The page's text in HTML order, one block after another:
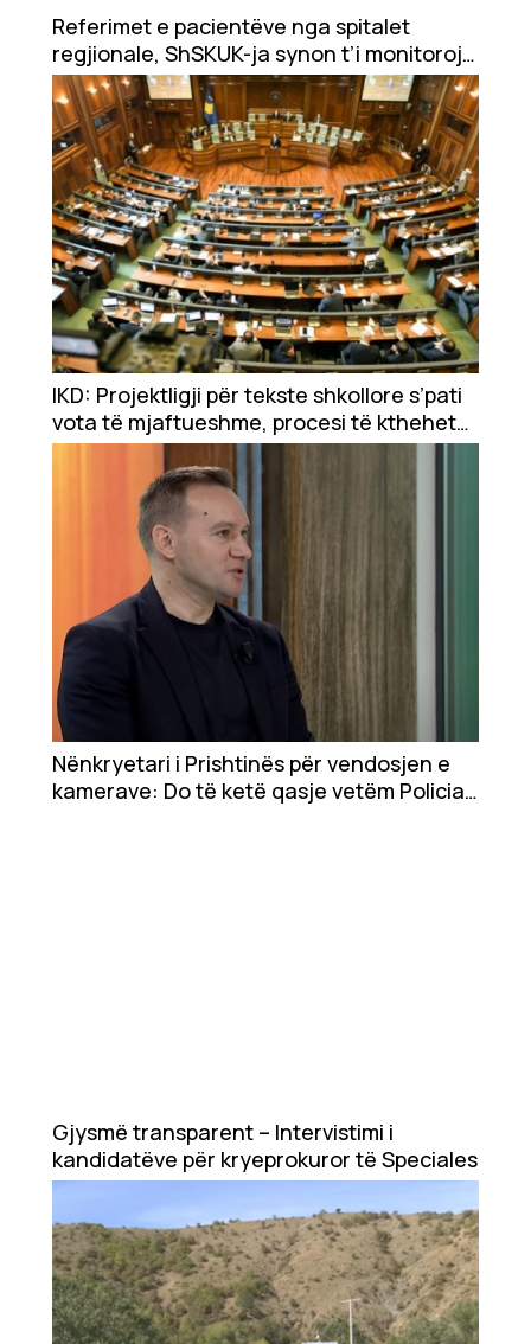
Ekonomi
Teknologji
Udhëtime
DuVideo
Referimet e pacientëve nga spitalet
regjionale, ShSKUK-ja synon t’i monitorojë
mjekët me inspektorë të brendshëm
IKD: Projektligji për tekste shkollore s’pati
vota të mjaftueshme, procesi të kthehet
në pikën zero
Nënkryetari i Prishtinës për vendosjen e
kamerave: Do të ketë qasje vetëm Policia
Gjysmë transparent – Intervistimi i
kandidatëve për kryeprokuror të Speciales